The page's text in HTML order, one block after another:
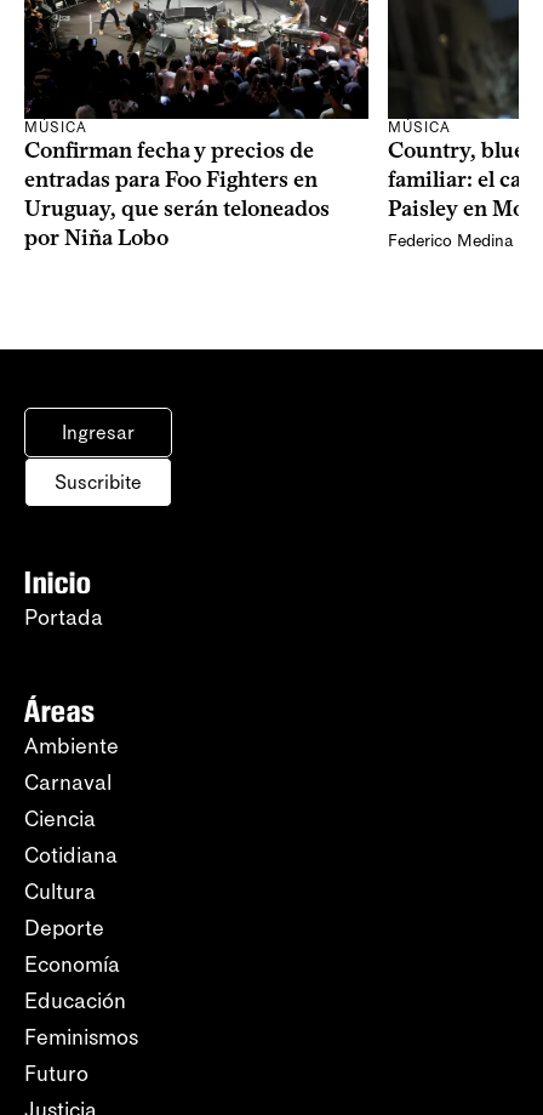
MÚSICA
Confirman fecha y precios de
entradas para Foo Fighters en
Uruguay, que serán teloneados
por Niña Lobo
MÚSICA
Country,
familiar: el
Paisley en
Federico Medina
Ingresar
Suscribite
Inicio
Portada
Áreas
Ambiente
Carnaval
Ciencia
Cotidiana
Cultura
Deporte
Economía
Educación
Feminismos
Futuro